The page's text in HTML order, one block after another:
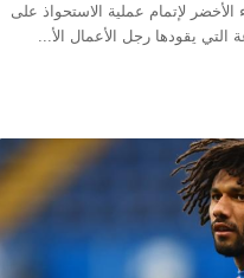
الأخضر لإتمام عملية الاستحواذ على
يقودها رجل الأعمال الأ...